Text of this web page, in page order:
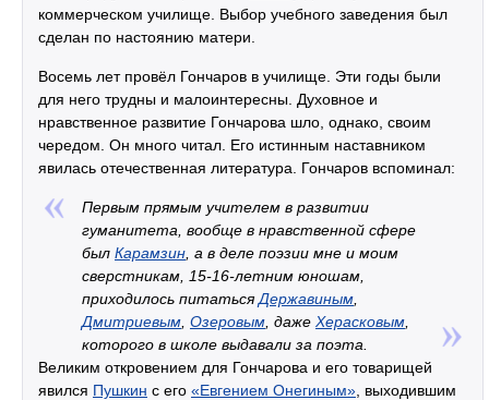
коммерческом училище. Выбор учебного заведения был
сделан по настоянию матери.
Восемь лет провёл Гончаров в училище. Эти годы были
для него трудны и малоинтересны. Духовное и
нравственное развитие Гончарова шло, однако, своим
чередом. Он много читал. Его истинным наставником
явилась отечественная литература. Гончаров вспоминал:
Первым прямым учителем в развитии
гуманитета, вообще в нравственной сфере
был Карамзин , а в деле поэзии мне и моим
сверстникам, 15-16-летним юношам,
приходилось питатьсяДержавиным
Дмитриевым Озеровым , даже Херасковым
которого в школе выдавали за поэта.
Великим откровением для Гончарова и его товарищей
явился Пушкин с его «Евгением Онегиным» , выходившим